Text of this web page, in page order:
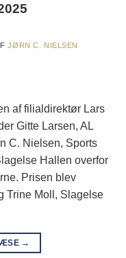
JØRN C. NIELSEN
af filialdirektør Lars
Gitte Larsen, AL
C. Nielsen, Sports
Hallen overfor
Prisen blev
Trine Moll, Slagelse
→